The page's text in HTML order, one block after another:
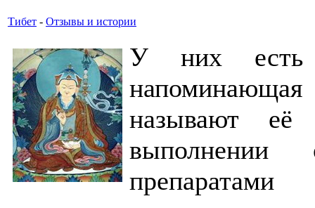
Тибет - Отзывы и истории
У них есть
называют
выполнении